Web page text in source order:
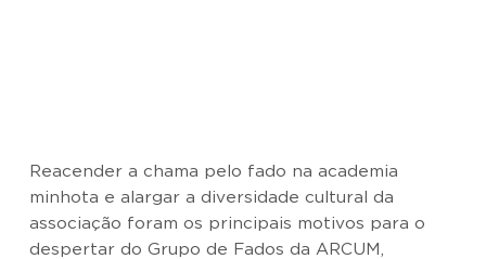
Reacender a chama pelo fado na academia
minhota e alargar a diversidade cultural da
associação foram os principais motivos para o
despertar do Grupo de Fados da ARCUM,